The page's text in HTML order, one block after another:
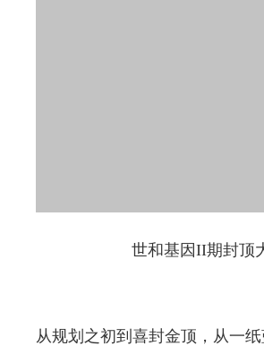
世和基因II期封顶
从规划之初到喜封金顶，从一